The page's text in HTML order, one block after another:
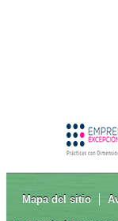
Mapa del sitio